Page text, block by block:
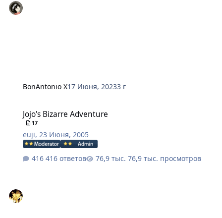
BonAntonio X17 Июня, 20233 г
Jojo's Bizarre Adventure
17
euji,23 Июня, 2005
416 ответов 76,9 тыс. просмотров